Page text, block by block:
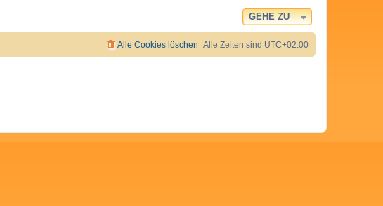
o
b
e
GEHE ZU
Alle Zeiten sind UTC+02:00
Alle Cookies löschen